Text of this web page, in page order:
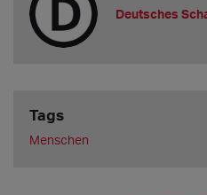
Deutsches
Tags
Menschen